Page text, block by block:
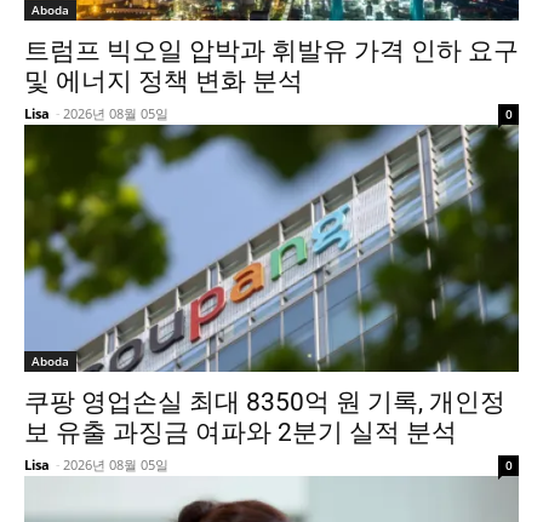
Aboda
트럼프 빅오일 압박과 휘발유 가격 인하 요구
및 에너지 정책 변화 분석
Lisa - 2026년 08월 05일 0
Aboda
쿠팡 영업손실 최대 8350억 원 기록, 개인정
보 유출 과징금 여파와 2분기 실적 분석
Lisa - 2026년 08월 05일 0